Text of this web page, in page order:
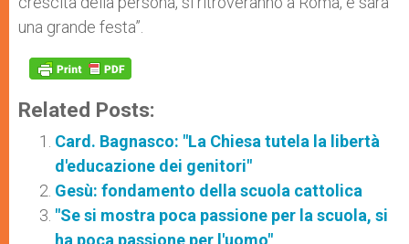
una grande festa”.
Related Posts:
Card. Bagnasco: "La Chiesa tutela la libertà
d'educazione dei genitori"
Gesù: fondamento della scuola cattolica
"Se si mostra poca passione per la scuola, si
ha poca passione per l'uomo"